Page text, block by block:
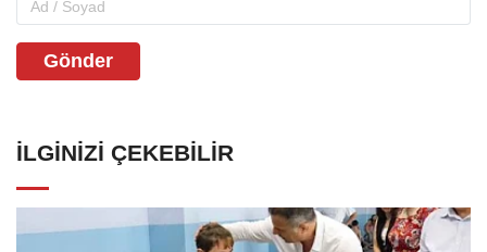
Gönder
İLGINIZI ÇEKEBILIR